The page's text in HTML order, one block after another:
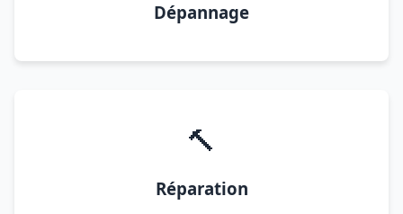
Dépannage
🔨
Réparation